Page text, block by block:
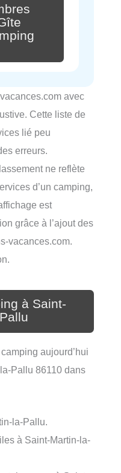
avec
Cette liste de
lié peu
erreurs.
ne reflète
d’un camping,
est
grâce à l’ajout des
vacances.com.
à Saint-
aujourd’hui
Pallu 86110 dans
la-Pallu.
à Saint-Martin-la-